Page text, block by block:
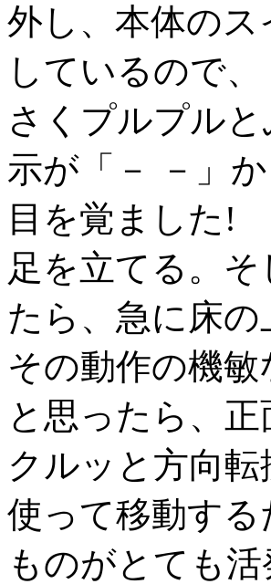
外し、本体の
しているので
さくプルプル
示が「－ －」
目を覚ました!
足を立てる。
たら、急に床
その動作の機
と思ったら、
クルッと方向
使って移動す
ものがとても